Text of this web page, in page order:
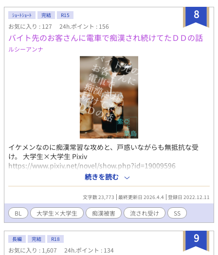
話には*をつけます。 ※完結しました※ ---------------------- ◆登場
人物 結川徹平（ゆいかわてっぺい）…受、29歳、170cm、平凡
高岡修（たかおかしゅう） …攻、30歳、180cm、美形
8
ｼｮｰﾄｼｮｰﾄ 完結 R15
お気に入り : 127 24h.ポイント : 156
バイト先のお客さんに電車で痴漢され続けてたＤＤの話
ルシーアンナ
イケメンなのに痴漢常習な攻めと、戸惑いながらも無抵抗な受
け。 大学生×大学生 Pixiv
https://www.pixiv.net/novel/show.php?id=19009596
https://www.pixiv.net/novel/show.php?id=23370040 ムーンラ
イトノベルズ https://novel18.syosetu.com/n1353jz/ fujossy
https://fujossy.jp/books/30377
続きを読む
文字数 23,773 最終更新日 2026.4.4 登録日 2022.12.11
BL 大学生×大学生 痴漢被害 流され受け SS
9
長編 完結 R18
お気に入り : 1,607 24h.ポイント : 134